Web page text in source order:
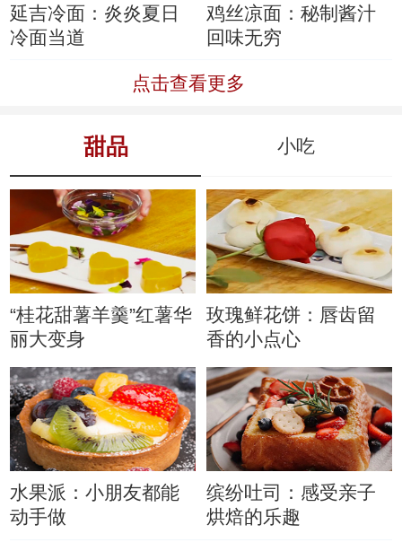
延吉冷面：炎炎夏日
冷面当道
鸡丝凉面：秘制酱汁
回味无穷
点击查看更多
甜品 小吃
“桂花甜薯羊羹”红薯华
丽大变身
玫瑰鲜花饼：唇齿留
香的小点心
水果派：小朋友都能
动手做
缤纷吐司：感受亲子
烘焙的乐趣